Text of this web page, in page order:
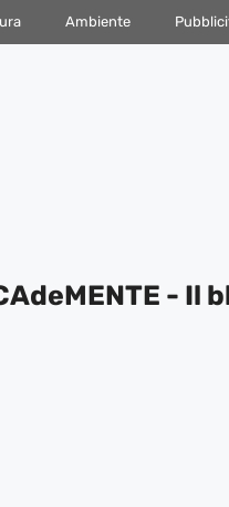
Ambiente
- Il